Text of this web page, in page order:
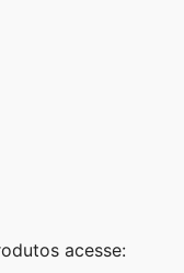
acesse: